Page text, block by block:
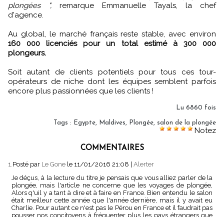
plongées ", remarque Emmanuelle Tayals, la chef
d'agence.
Au global, le marché français reste stable, avec environ
160 000 licenciés pour un total estimé à 300 000
plongeurs.
Soit autant de clients potentiels pour tous ces tour-
opérateurs de niche dont les équipes semblent parfois
encore plus passionnées que les clients !
Lu 6860 fois
Tags : Egypte, Maldives, Plongée, salon de la plongée
Notez
COMMENTAIRES
1.Posté par Le Gone le 11/01/2016 21:08
Alerter
Je déçus, à la lecture du titre je pensais que vous alliez parler de la
plongée, mais l'article ne concerne que les voyages de plongée,
Alors q'uil y a tant à dire et à faire en France. Bien entendu le salon
était meilleur cette année que l'année dernière, mais il y avait eu
Charlie. Pour autant ce n'est pas le Pérou en France et il faudrait pas
pousser nos concitoyens à fréquenter plus les pays étrangers que